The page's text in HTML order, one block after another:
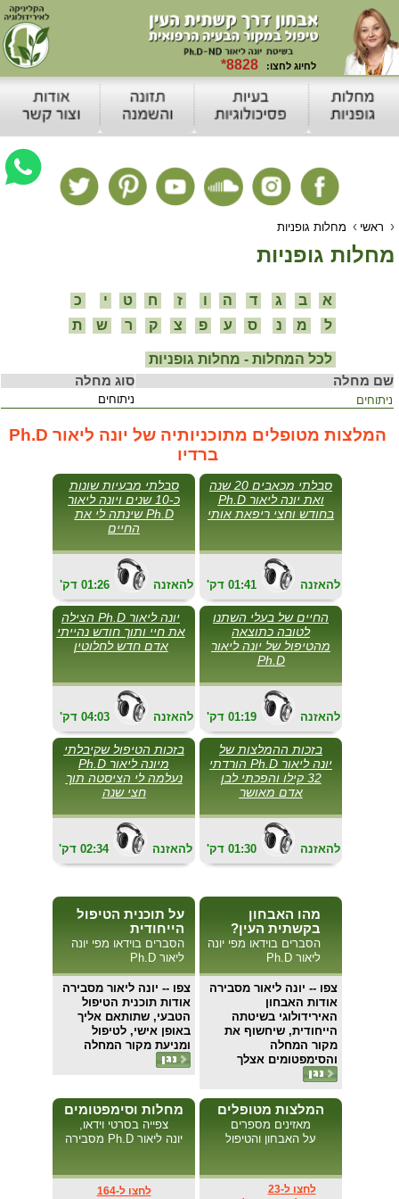
ראשי › מחלות גופניות ›
מחלות גופניות
א ב ג ד ה ו ז ח ט י
כ
ל
מ נ ס ע פ צ ק ר ש ת
לכל המחלות - מחלות גופניות
סוג מחלה שם מחלה
ניתוחים ניתוחים
המלצות מטופלים מתוכניותיה של יונה ליאור Ph.D
ברדיו
סבלתי מבעיות שונות
כ-10 שנים ויונה ליאור
Ph.D שינתה לי את
החיים
'דק 01:26 להאזנה
סבלתי מכאבים 20 שנה
ואת יונה ליאור Ph.D
בחודש וחצי ריפאת אותי
'דק 01:41 להאזנה
יונה ליאור Ph.D הצילה
את חיי ותוך חודש נהייתי
אדם חדש לחלוטין
'דק 04:03 להאזנה
החיים של בעלי השתנו
לטובה כתוצאה
מהטיפול של יונה ליאור
Ph.D
'דק 01:19 להאזנה
בזכות הטיפול שקיבלתי
מיונה ליאור Ph.D
נעלמה לי הציסטה תוך
חצי שנה
02:34 להאזנה
בזכות ההמלצות של
יונה ליאור Ph.D הורדתי
32 קילו והפכתי לבן
אדם מאושר
'דק 01:30 להאזנה
על תוכנית הטיפול
הייחודית
הסברים בוידאו מפי יונה
ליאור Ph.D
צפו -- יונה ליאור מסבירה
אודות תוכנית הטיפול
הטבעי, שתותאם אליך
באופן אישי, לטיפול
ומניעת מקור המחלה
מהו האבחון
בקשתית העין?
הסברים בוידאו מפי יונה
ליאור Ph.D
צפו -- יונה ליאור מסבירה
אודות האבחון
האירידולוגי בשיטתה
הייחודית, שיחשוף את
מקור המחלה
והסימפטומים אצלך
מחלות וסימפטומים
צפייה בסרטי וידאו,
יונה ליאור Ph.D מסבירה
לחצו ל-164
המלצות מטופלים
מאזינים מספרים
על האבחון והטיפול
לחצו ל-23